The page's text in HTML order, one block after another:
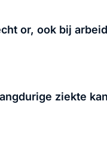
or, ook bij
ziekte